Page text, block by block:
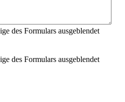
des Formulars ausgeblendet
des Formulars ausgeblendet